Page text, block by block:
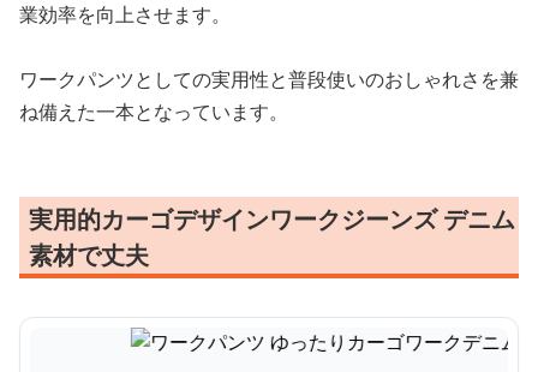
業効率を向上させます。
ワークパンツとしての実用性と普段使いのおしゃれさを兼
ね備えた一本となっています。
実用的カーゴデザインワークジーンズ デニム
素材で丈夫